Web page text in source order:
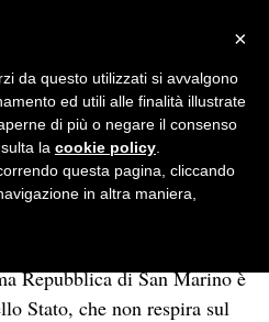
TAG
UNESCO
essere in Italia: la
Repubblica di San
Repubblica di San Marino è
Stato, che non respira sul
×
da questo utilizzati si avvalgono
ed utili alle finalità illustrate
di più o negare il consenso
la cookie policy
questa pagina, cliccando
in altra maniera,